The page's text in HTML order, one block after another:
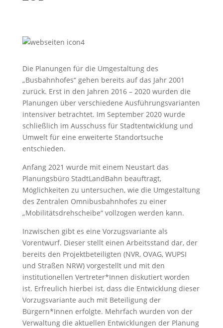
Die Planungen für die Umgestaltung des
„Busbahnhofes“ gehen bereits auf das Jahr 2001
zurück. Erst in den Jahren 2016 – 2020 wurden die
Planungen über verschiedene Ausführungsvarianten
intensiver betrachtet. Im September 2020 wurde
schließlich im Ausschuss für Stadtentwicklung und
Umwelt für eine erweiterte Standortsuche
entschieden.
Anfang 2021 wurde mit einem Neustart das
Planungsbüro StadtLandBahn beauftragt,
Möglichkeiten zu untersuchen, wie die Umgestaltung
des Zentralen Omnibusbahnhofes zu einer
„Mobilitätsdrehscheibe“ vollzogen werden kann.
Inzwischen gibt es eine Vorzugsvariante als
Vorentwurf. Dieser stellt einen Arbeitsstand dar, der
bereits den Projektbeteiligten (NVR, OVAG, WUPSI
und Straßen NRW) vorgestellt und mit den
institutionellen Vertreter*Innen diskutiert worden
ist. Erfreulich hierbei ist, dass die Entwicklung dieser
Vorzugsvariante auch mit Beteiligung der
Bürgern*Innen erfolgte. Mehrfach wurden von der
Verwaltung die aktuellen Entwicklungen der Planung